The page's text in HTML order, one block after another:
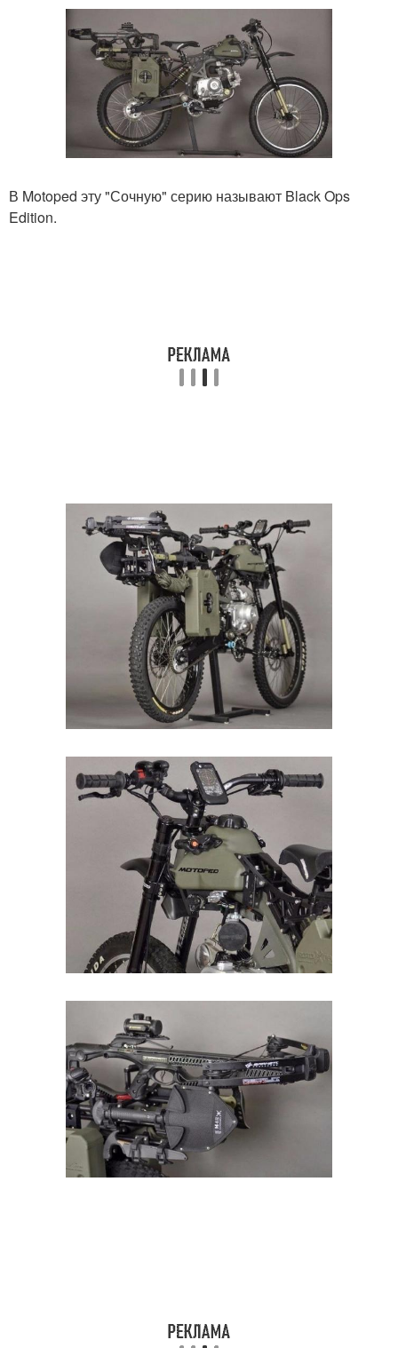
В Motoped эту "Сочную" серию называют Black Ops
Edition.